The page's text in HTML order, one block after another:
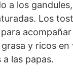
a los
Los
y ricos
las papas.